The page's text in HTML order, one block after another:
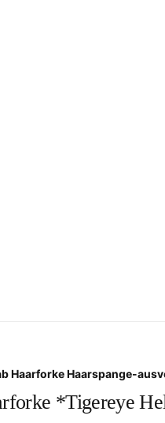
Haarforke Haarspange-
*Tigereye